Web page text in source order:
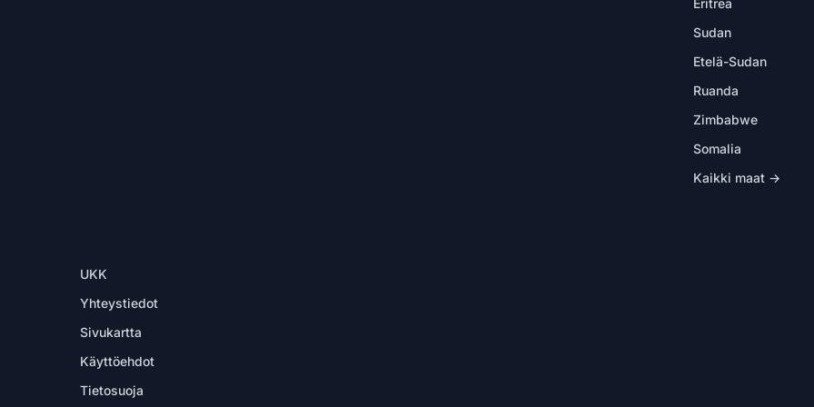
Eritrea
Sudan
Etelä-Sudan
Ruanda
Zimbabwe
Somalia
Kaikki maat →
UKK
Yhteystiedot
Sivukartta
Käyttöehdot
Tietosuoja